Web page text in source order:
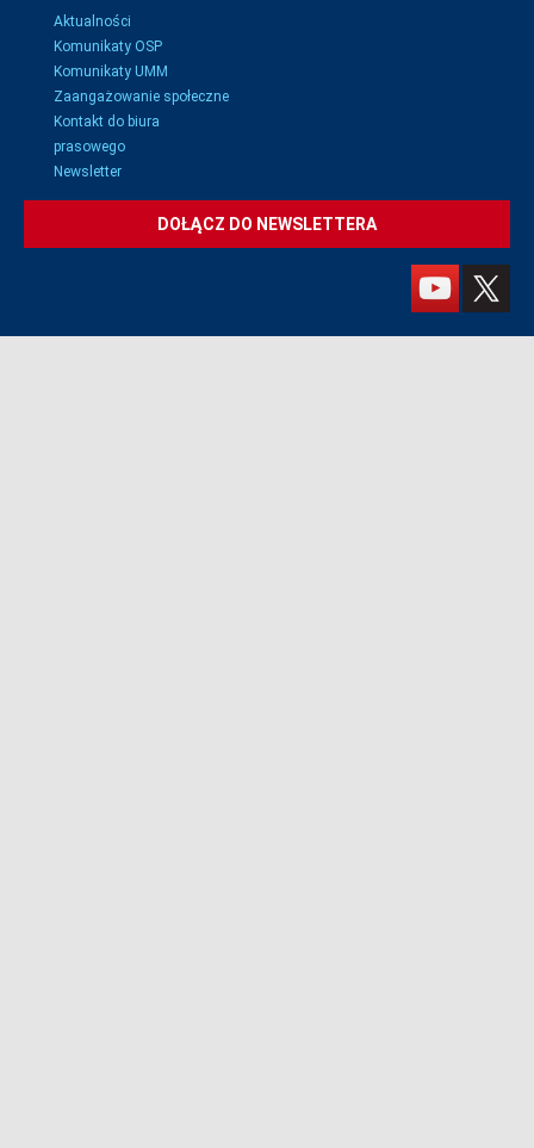
Aktualności
Komunikaty OSP
Komunikaty UMM
Zaangażowanie społeczne
Kontakt do biura
prasowego
Newsletter
DOŁĄCZ DO NEWSLETTERA